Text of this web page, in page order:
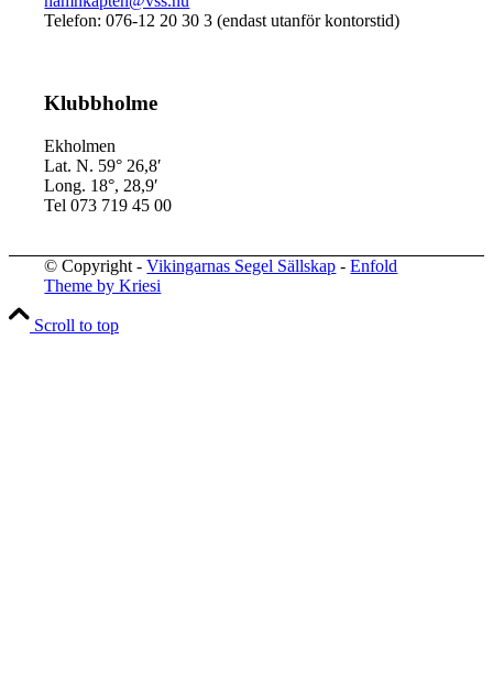
Telefon: 076-12 20 30 3 (endast utanför kontorstid)
Klubbholme
Ekholmen
Lat. N. 59° 26,8′
Long. 18°, 28,9′
Tel 073 719 45 00
© Copyright -Vikingarnas Segel Sällskap -Enfold
Theme by Kriesi
Scroll to top